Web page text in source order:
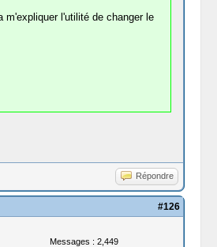
l'utilité de changer le
Répondre
#126
Messages : 2,449